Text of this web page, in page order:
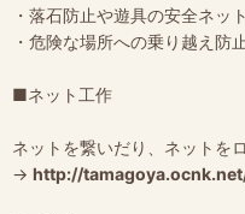
・落石防止や遊具の安全ネッ
・危険な場所への乗り越え防
■ネット工作
ネットを繋いだり、ネットを
→ http://